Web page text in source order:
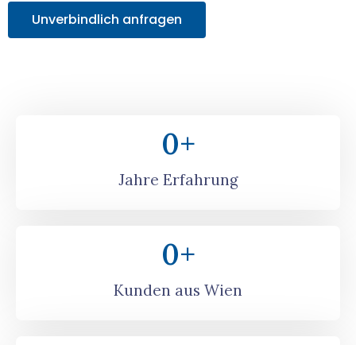
Unverbindlich anfragen
Jahre Erfahrung
0+
Kunden aus Wien
0+